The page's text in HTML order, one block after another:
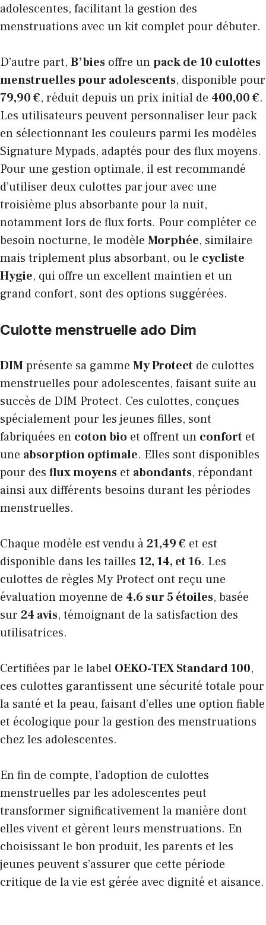
adolescentes, facilitant la gestion des
menstruations avec un kit complet pour débuter.
D’autre part, B’bies offre unpack de 10 culottes
menstruelles pour adolescents, disponible pour
79,90 €, réduit depuis un prix initial de 400,00 €.
Les utilisateurs peuvent personnaliser leur pack
en sélectionnant les couleurs parmi les modèles
Signature Mypads, adaptés pour des flux moyens.
Pour une gestion optimale, il est recommandé
d’utiliser deux culottes par jour avec une
troisième plus absorbante pour la nuit,
notamment lors de flux forts. Pour compléter ce
besoin nocturne, le modèle Morphée, similaire
mais triplement plus absorbant, ou le cycliste
Hygie, qui offre un excellent maintien et un
grand confort, sont des options suggérées.
Culotte menstruelle ado Dim
DIMprésente sa gamme My Protect de culottes
menstruelles pour adolescentes, faisant suite au
succès de DIM Protect. Ces culottes, conçues
spécialement pour les jeunes filles, sont
fabriquées en coton bio et offrent un confort et
une absorption optimale. Elles sont disponibles
pour des flux moyens et abondants, répondant
ainsi aux différents besoins durant les périodes
menstruelles.
Chaque modèle est vendu à21,49 € et est
disponible dans les tailles 12, 14, et 16. Les
culottes de règles My Protect ont reçu une
évaluation moyenne de 4.6 sur 5 étoiles, basée
sur 24 avis, témoignant de la satisfaction des
utilisatrices.
Certifiées par le label OEKO-TEX Standard 100,
ces culottes garantissent une sécurité totale pour
la santé et la peau, faisant d’elles une option fiable
et écologique pour la gestion des menstruations
chez les adolescentes.
En fin de compte, l’adoption de culottes
menstruelles par les adolescentes peut
transformer significativement la manière dont
elles vivent et gèrent leurs menstruations. En
choisissant le bon produit, les parents et les
jeunes peuvent s’assurer que cette période
critique de la vie est gérée avec dignité et aisance.